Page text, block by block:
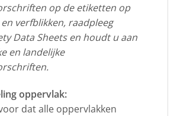
op de etiketten op
verfblikken, raadpleeg
Data Sheets en houdt u aan
en landelijke
oppervlak:
dat alle oppervlakken